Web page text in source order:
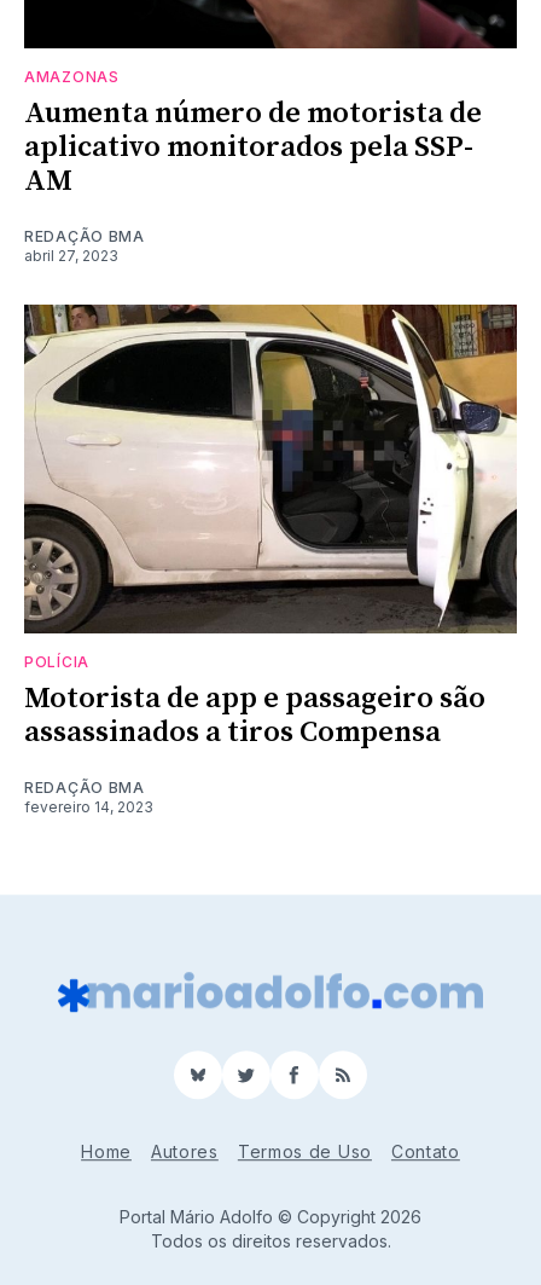
AMAZONAS
Aumenta número de motorista de
aplicativo monitorados pela SSP-
AM
REDAÇÃO BMA
abril 27, 2023
POLÍCIA
Motorista de app e passageiro são
assassinados a tiros Compensa
REDAÇÃO BMA
fevereiro 14, 2023
BlueSkyTwitterFacebook
RSS
Home Autores Termos de Uso Contato
Portal Mário Adolfo © Copyright 2026
Todos os direitos reservados.